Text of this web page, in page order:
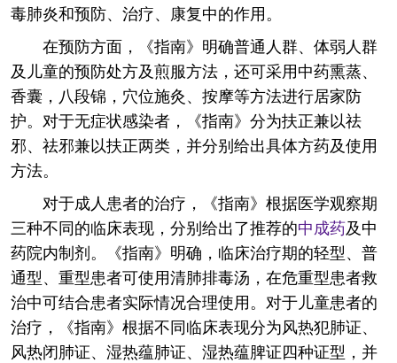
毒肺炎和预防、治疗、康复中的作用。
在预防方面，《指南》明确普通人群、体弱人群
及儿童的预防处方及煎服方法，还可采用中药熏蒸、
香囊，八段锦，穴位施灸、按摩等方法进行居家防
护。对于无症状感染者，《指南》分为扶正兼以祛
邪、祛邪兼以扶正两类，并分别给出具体方药及使用
方法。
对于成人患者的治疗，《指南》根据医学观察期
三种不同的临床表现，分别给出了推荐的中成药及中
药院内制剂。《指南》明确，临床治疗期的轻型、普
通型、重型患者可使用清肺排毒汤，在危重型患者救
治中可结合患者实际情况合理使用。对于儿童患者的
治疗，《指南》根据不同临床表现分为风热犯肺证、
风热闭肺证、湿热蕴肺证、湿热蕴脾证四种证型，并